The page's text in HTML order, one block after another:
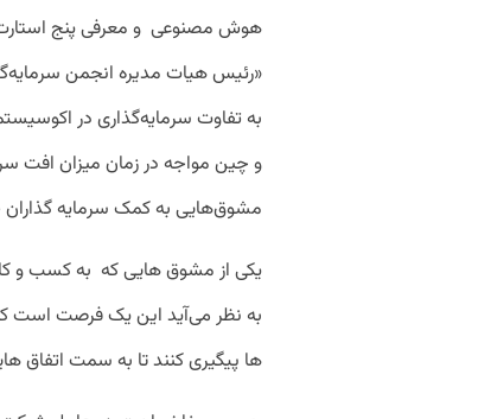
هوش مصنوعی و معرفی پنج
«رئیس هیات مدیره انجمن
به تفاوت سرمایه‌گذاری در
و چین مواجه در زمان میزان افت
مشوق‌هایی به کمک سرمایه گذاران
یکی از مشوق هایی که به کسب و
به نظر می‌آید این یک فرصت است
ها پیگیری کنند تا به سمت اتفاق